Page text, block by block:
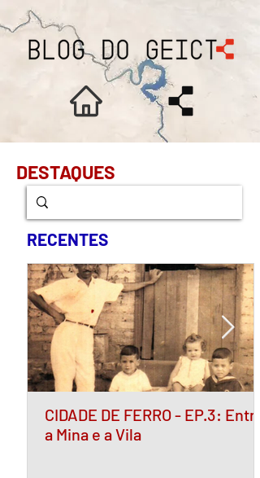
DESTAQUES
RECENTES
CIDADE DE FERRO - EP.3: Entre
a Mina e a Vila